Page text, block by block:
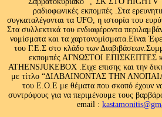
ραδιοφωνικές εκπομπές .Στα
συγκαταλέγονται τα UFO, η ιστορία του
Στα συλλεκτικά του ενδιαφέροντα
νομίσματα και τα χαρτονομίσματα.Είναι
του Γ.Ε.Σ στο κλάδο των
εκπομπές ΑΓΝΩΣΤΟΙ ΕΠΙΣΚΕΠΤΕΣ
ATHENSJUKEBOX .Ειχε επισης και την
με τίτλο “ΔΙΑΒΑΙΝΟΝΤΑΣ ΤΗΝ
του Ε.Ο.Ε με θέματα που σκοπό έχουν
συντρόφους για να περιμένουμε τους
email :